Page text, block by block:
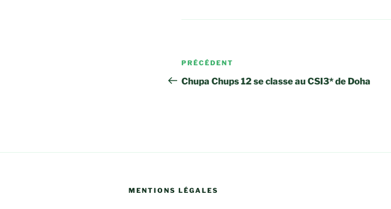
Navigation
de
Article
précédent
PRÉCÉDENT
Chupa Chups 12 se classe au CSI3* de Doha
MENTIONS LÉGALES